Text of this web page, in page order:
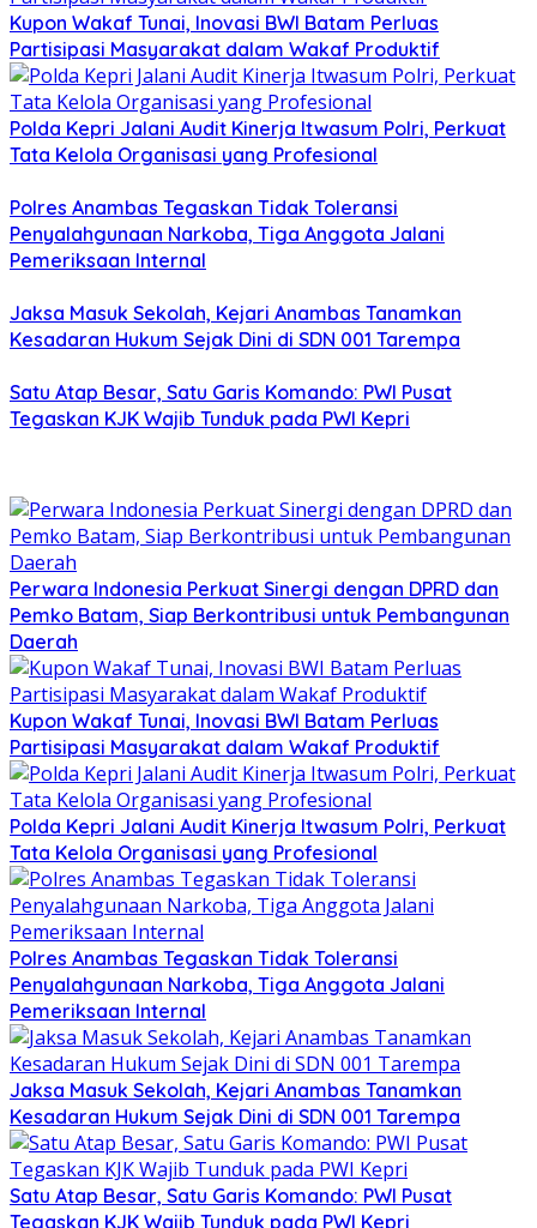
Kupon Wakaf Tunai, Inovasi BWI Batam Perluas
Partisipasi Masyarakat dalam Wakaf Produktif
Polda Kepri Jalani Audit Kinerja Itwasum Polri, Perkuat
Tata Kelola Organisasi yang Profesional
Polres Anambas Tegaskan Tidak Toleransi
Penyalahgunaan Narkoba, Tiga Anggota Jalani
Pemeriksaan Internal
Jaksa Masuk Sekolah, Kejari Anambas Tanamkan
Kesadaran Hukum Sejak Dini di SDN 001 Tarempa
Satu Atap Besar, Satu Garis Komando: PWI Pusat
Tegaskan KJK Wajib Tunduk pada PWI Kepri
Perwara Indonesia Perkuat Sinergi dengan DPRD dan
Pemko Batam, Siap Berkontribusi untuk Pembangunan
Daerah
Kupon Wakaf Tunai, Inovasi BWI Batam Perluas
Partisipasi Masyarakat dalam Wakaf Produktif
Polda Kepri Jalani Audit Kinerja Itwasum Polri, Perkuat
Tata Kelola Organisasi yang Profesional
Polres Anambas Tegaskan Tidak Toleransi
Penyalahgunaan Narkoba, Tiga Anggota Jalani
Pemeriksaan Internal
Jaksa Masuk Sekolah, Kejari Anambas Tanamkan
Kesadaran Hukum Sejak Dini di SDN 001 Tarempa
Satu Atap Besar, Satu Garis Komando: PWI Pusat
Tegaskan KJK Wajib Tunduk pada PWI Kepri